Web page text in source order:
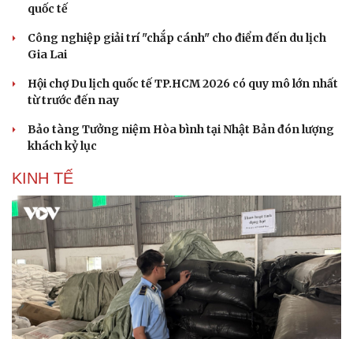
Văn hóa
Sân khấu - Điện ảnh
Âm nhạc
Di sản
Giải trí
Sao Việt
quốc tế
Công nghiệp giải trí "chắp cánh" cho điểm đến du lịch
Gia Lai
Hội chợ Du lịch quốc tế TP.HCM 2026 có quy mô lớn nhất
từ trước đến nay
Bảo tàng Tưởng niệm Hòa bình tại Nhật Bản đón lượng
khách kỷ lục
KINH TẾ